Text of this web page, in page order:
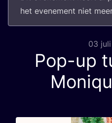
het eve­ne­ment niet
03
Pop-up